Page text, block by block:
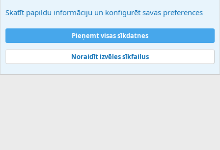
Palīdzība
Noteikumi un nosacījumi
Privātuma politika
Community platform by XenForo® © 2010-2025 XenForo Ltd.
Skatīt papildu informāciju un konfigurēt savas preferences
Pieņemt visas sīkdatnes
Noraidīt izvēles sīkfailus